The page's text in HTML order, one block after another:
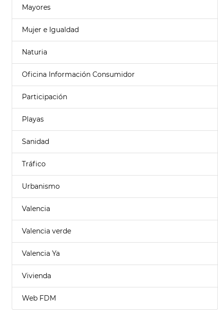
Mayores
Mujer e Igualdad
Naturia
Oficina Información Consumidor
Participación
Playas
Sanidad
Tráfico
Urbanismo
Valencia
Valencia verde
Valencia Ya
Vivienda
Web FDM